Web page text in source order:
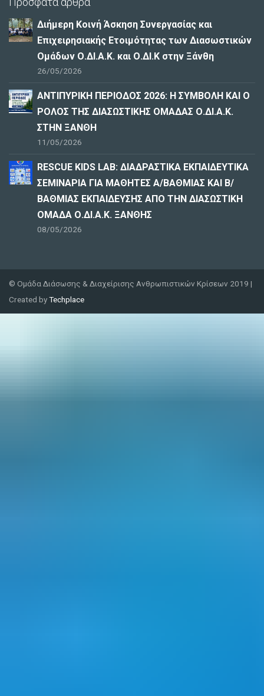
Διήμερη Κοινή Άσκηση Συνεργασίας και
Επιχειρησιακής Ετοιμότητας των Διασωστικών
Ομάδων Ο.ΔΙ.Α.Κ. και Ο.ΔΙ.Κ στην Ξάνθη
26/05/2026
ΑΝΤΙΠΥΡΙΚΗ ΠΕΡΙΟΔΟΣ 2026: Η ΣΥΜΒΟΛΗ ΚΑΙ Ο
ΡΟΛΟΣ ΤΗΣ ΔΙΑΣΩΣΤΙΚΗΣ ΟΜΑΔΑΣ Ο.ΔΙ.Α.Κ.
ΣΤΗΝ ΞΑΝΘΗ
11/05/2026
RESCUE KIDS LAB: ΔΙAΔΡΑΣΤΙΚΑ ΕΚΠΑΙΔΕΥΤΙΚΑ
ΣΕΜΙΝΑΡΙΑ ΓΙΑ ΜΑΘΗΤΕΣ Α/ΒΑΘΜΙΑΣ ΚΑΙ Β/
ΒΑΘΜΙΑΣ ΕΚΠΑΙΔΕΥΣΗΣ ΑΠΟ ΤΗΝ ΔΙΑΣΩΣΤΙΚΗ
ΟΜΑΔΑ Ο.ΔΙ.Α.Κ. ΞΑΝΘΗΣ
08/05/2026
© Ομάδα Διάσωσης & Διαχείρισης Ανθρωπιστικών Κρίσεων 2019 |
Created byTechplace